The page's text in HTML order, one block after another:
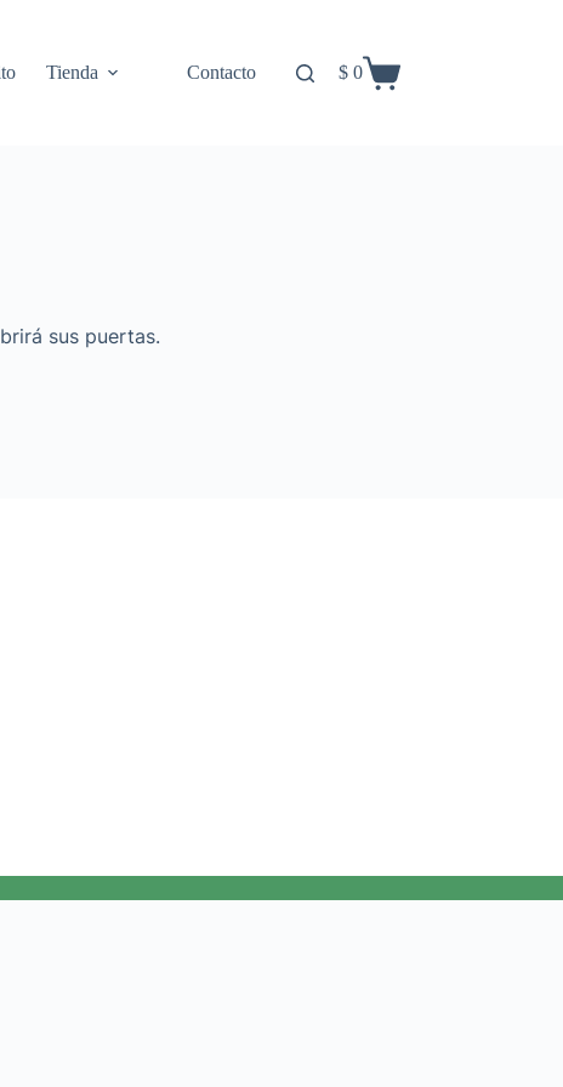
Tienda Contacto
Carro
$0
sus puertas.